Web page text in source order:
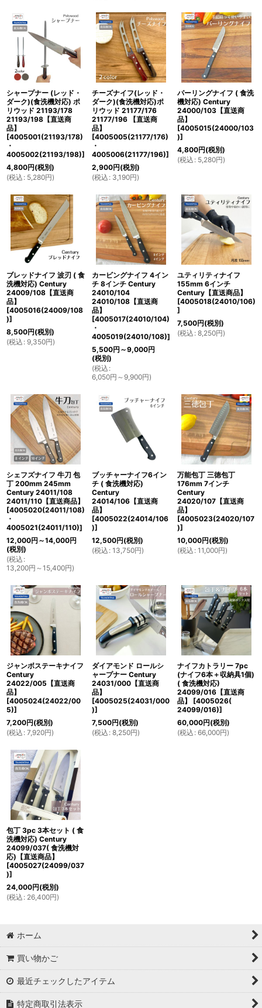
シャープナー (レッド・
ダーク)(食洗機対応) ポ
リウッド 21193/178
21193/198【直送商
品】
[4005001(21193/178)
・
4005002(21193/198)]
4,800円(税別)
(税込 : 5,280円)
チーズナイフ(レッド・
ダーク)(食洗機対応)ポ
リウッド 21177/176
21177/196 【直送商
品】
[4005005(21177/176)
・
4005006(21177/196)]
2,900円(税別)
(税込 : 3,190円)
パーリングナイフ ( 食洗
機対応) Century
24000/103【直送商
品】
[4005015(24000/103
)]
4,800円(税別)
(税込 : 5,280円)
ブレッドナイフ 波刃 ( 食
洗機対応) Century
24009/108【直送商
品】
[4005016(24009/108
)]
8,500円(税別)
(税込 : 9,350円)
カービングナイフ 4イン
チ 8インチ Century
24010/104
24010/108【直送商
品】
[4005017(24010/104)
・
4005019(24010/108)]
5,500円 ～9,000円
(税別)
(税込 :
6,050円 ～9,900円)
ユティリティナイフ
155mm 6インチ
Century【直送商品】
[4005018(24010/106)
]
7,500円(税別)
(税込 : 8,250円)
シェフズナイフ 牛刀 包
丁 200mm 245mm
Century 24011/108
24011/110【直送商品】
[4005020(24011/108)
・
4005021(24011/110)]
12,000円 ～14,000円
(税別)
(税込 :
13,200円 ～15,400円)
ブッチャーナイフ6イン
チ ( 食洗機対応)
Century
24014/106【直送商
品】
[4005022(24014/106
)]
12,500円(税別)
(税込 : 13,750円)
万能包丁 三徳包丁
176mm 7インチ
Century
24020/107【直送商
品】
[4005023(24020/107
)]
10,000円(税別)
(税込 : 11,000円)
ジャンボステーキナイフ
Century
24022/005【直送商
品】
[4005024(24022/00
5)]
7,200円(税別)
(税込 : 7,920円)
ダイアモンド ロールシ
ャープナー Century
24031/000【直送商
品】
[4005025(24031/000
)]
7,500円(税別)
(税込 : 8,250円)
ナイフカトラリー 7pc
(ナイフ6本＋収納具1個)
( 食洗機対応)
24099/016【直送商
品】
[4005026(
24099/016)]
60,000円(税別)
(税込 : 66,000円)
包丁 3pc 3本セット ( 食
洗機対応) Century
24099/037( 食洗機対
応)【直送商品】
[4005027(24099/037
)]
24,000円(税別)
(税込 : 26,400円)
ホーム
買い物かご
最近チェックしたアイテム
特定商取引法表示